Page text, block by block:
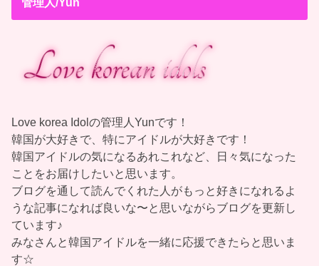
Love korea Idolの管理人Yunです！
韓国が大好きで、特にアイドルが大好きです！
韓国アイドルの気になるあれこれなど、日々気になった
ことをお届けしたいと思います。
ブログを通して読んでくれた人がもっと好きになれるよ
うな記事になれば良いな〜と思いながらブログを更新し
ています♪
みなさんと韓国アイドルを一緒に応援できたらと思いま
す☆